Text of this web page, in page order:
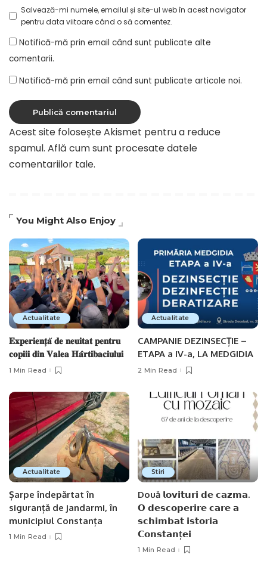
Salvează-mi numele, emailul și site-ul web în acest navigator
pentru data viitoare când o să comentez.
Notifică-mă prin email când sunt publicate alte
comentarii.
Notifică-mă prin email când sunt publicate articole noi.
Acest site folosește Akismet pentru a reduce
spamul. Află cum sunt procesate datele
comentariilor tale.
You Might Also Enjoy
Actualitate
𝐄𝐱𝐩𝐞𝐫𝐢𝐞𝐧𝐭̦𝐚̆ 𝐝𝐞 𝐧𝐞𝐮𝐢𝐭𝐚𝐭 𝐩𝐞𝐧𝐭𝐫𝐮
𝐜𝐨𝐩𝐢𝐢𝐢 𝐝𝐢𝐧 𝐕𝐚𝐥𝐞𝐚 𝐇𝐚̂𝐫𝐭𝐢𝐛𝐚𝐜𝐢𝐮𝐥𝐮𝐢
1 Min Read
Actualitate
CAMPANIE DEZINSECȚIE –
ETAPA a IV-a, LA MEDGIDIA
2 Min Read
Actualitate
Șarpe îndepărtat în
siguranță de jandarmi, în
municipiul Constanța
1 Min Read
Stiri
Două 𝗹𝗼𝘃𝗶𝘁𝘂𝗿𝗶 𝗱𝗲 𝗰𝗮𝘇𝗺𝗮.
𝗢 𝗱𝗲𝘀𝗰𝗼𝗽𝗲𝗿𝗶𝗿𝗲 𝗰𝗮𝗿𝗲 𝗮
𝘀𝗰𝗵𝗶𝗺𝗯𝗮𝘁 𝗶𝘀𝘁𝗼𝗿𝗶𝗮
𝗖𝗼𝗻𝘀𝘁𝗮𝗻ț𝗲𝗶
1 Min Read